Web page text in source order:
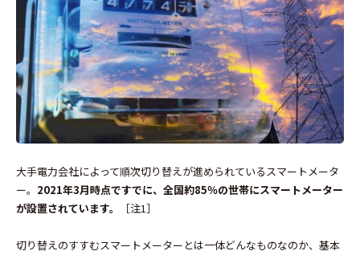
大手電力会社によって順次切り替えが進められているスマートメータ
ー。 2021年3月時点ですでに、全国約85％の世帯にスマートメーター
が設置されています。
［注1］
切り替えのすすむスマートメーターとは一体どんなものなのか、基本